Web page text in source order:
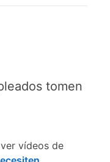
tomen
vídeos de